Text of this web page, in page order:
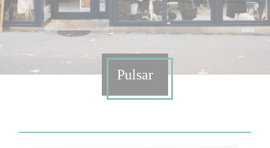
Pulsar